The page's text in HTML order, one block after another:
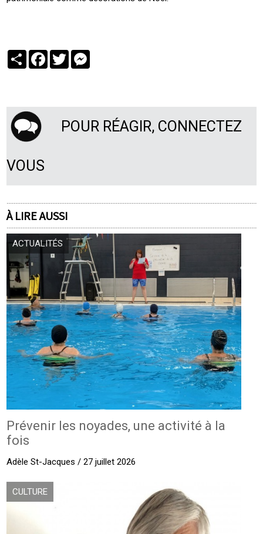
PartagerFacebook
Twitter
POUR RÉAGIR, CONNECTEZ
VOUS
À LIRE AUSSI
ACTUALITÉS
Prévenir les noyades, une activité à la
fois
Adèle St-Jacques / 27 juillet 2026
CULTURE